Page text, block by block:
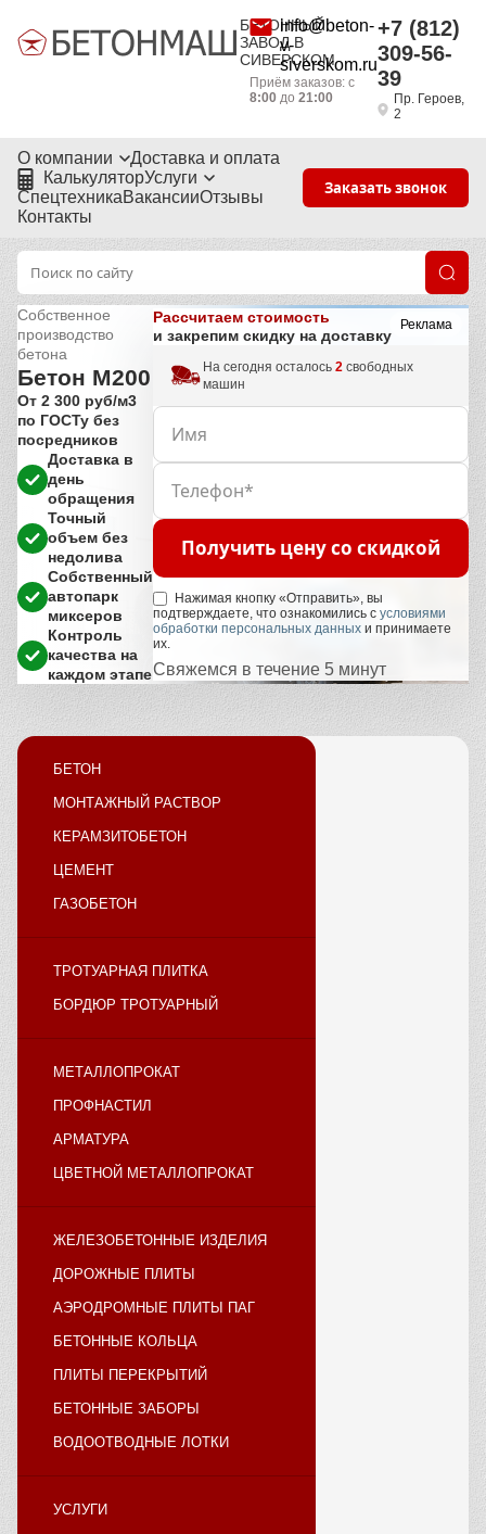
БЕТОННЫЙ
ЗАВОД В
СИВЕРСКОМ
info@beton-
v-
siverskom.ru
Приём заказов: с
8:00до 21:00
+7 (812)
309-56-
39
Пр. Героев,
2
О компании
Доставка и оплата
КалькуляторУслуги
СпецтехникаВакансииОтзывы
Контакты
Заказать звонок
Реклама
Собственное
производство
бетона
Бетон М200
От 2 300 руб/м3
по ГОСТу без
посредников
Доставка в
день
обращения
Точный
объем без
недолива
Собственный
автопарк
миксеров
Контроль
качества на
каждом этапе
Рассчитаем стоимость
и закрепим скидку на доставку
На сегодня осталось 2 свободных
машин
Получить цену со скидкой
Нажимая кнопку «Отправить», вы
подтверждаете, что ознакомились с условиями
обработки персональных данных и принимаете
их.
Свяжемся в течение 5 минут
БЕТОН
МОНТАЖНЫЙ РАСТВОР
КЕРАМЗИТОБЕТОН
ЦЕМЕНТ
ГАЗОБЕТОН
ТРОТУАРНАЯ ПЛИТКА
БОРДЮР ТРОТУАРНЫЙ
МЕТАЛЛОПРОКАТ
ПРОФНАСТИЛ
АРМАТУРА
ЦВЕТНОЙ МЕТАЛЛОПРОКАТ
ЖЕЛЕЗОБЕТОННЫЕ ИЗДЕЛИЯ
ДОРОЖНЫЕ ПЛИТЫ
АЭРОДРОМНЫЕ ПЛИТЫ ПАГ
БЕТОННЫЕ КОЛЬЦА
ПЛИТЫ ПЕРЕКРЫТИЙ
БЕТОННЫЕ ЗАБОРЫ
ВОДООТВОДНЫЕ ЛОТКИ
УСЛУГИ